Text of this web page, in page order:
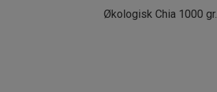
Økologisk Chia 1000 gr.